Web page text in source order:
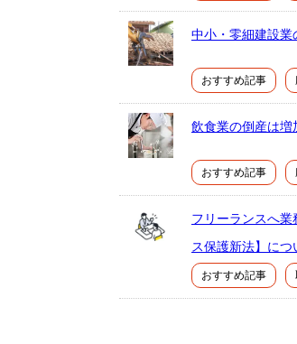
中小・零細建設業
おすすめ記事
飲食業の倒産は増
おすすめ記事
フリーランスへ
ス保護新法】につ
おすすめ記事